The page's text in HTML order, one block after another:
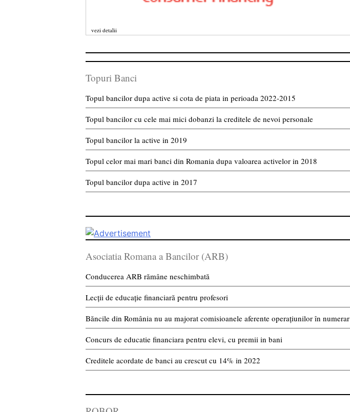
vezi detalii
Topuri Banci
Topul bancilor dupa active si cota de piata in perioada 2022-2015
Topul bancilor cu cele mai mici dobanzi la creditele de nevoi personale
Topul bancilor la active in 2019
Topul celor mai mari banci din Romania dupa valoarea activelor in 2018
Topul bancilor dupa active in 2017
Asociatia Romana a Bancilor (ARB)
Conducerea ARB rămâne neschimbată
Lecții de educație financiară pentru profesori
Băncile din România nu au majorat comisioanele aferente operațiunilor în numerar
Concurs de educatie financiara pentru elevi, cu premii in bani
Creditele acordate de banci au crescut cu 14% in 2022